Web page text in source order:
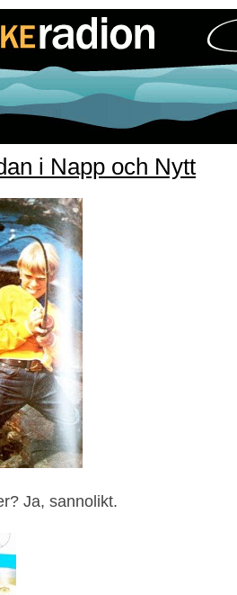
i Napp och Nytt
Ja, sannolikt.